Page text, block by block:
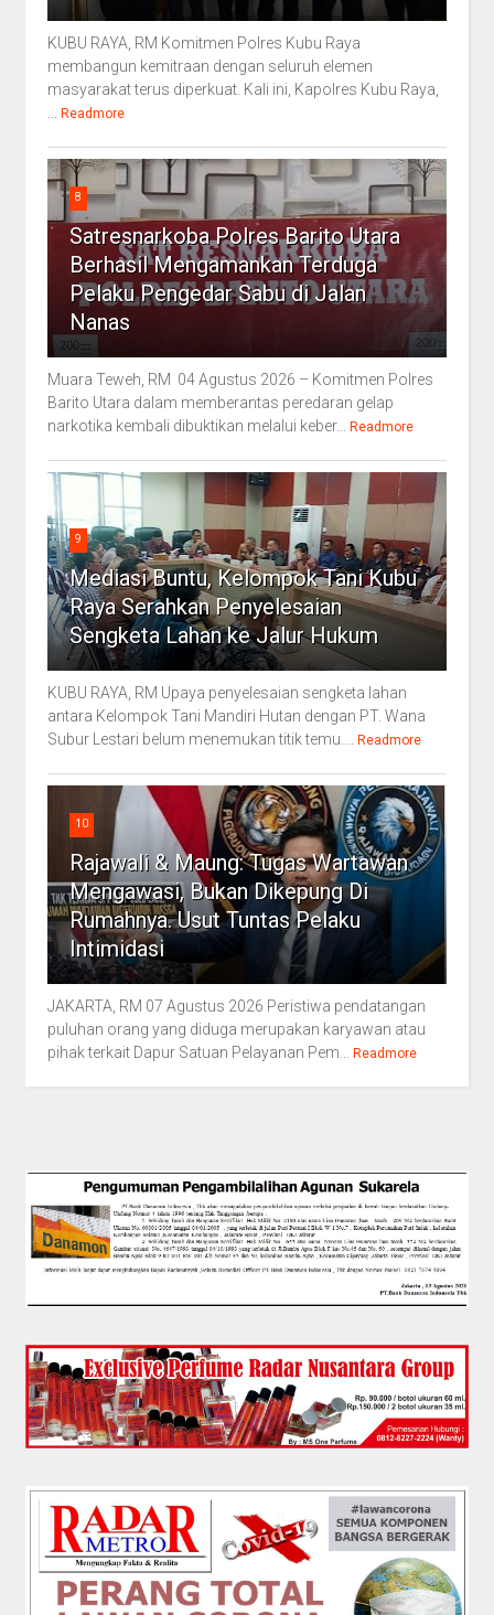
KUBU RAYA, RM Komitmen Polres Kubu Raya
membangun kemitraan dengan seluruh elemen
masyarakat terus diperkuat. Kali ini, Kapolres Kubu Raya,
Readmore
8
Satresnarkoba Polres Barito Utara
Berhasil Mengamankan Terduga
Pelaku Pengedar Sabu di Jalan
Nanas
Muara Teweh, RM 04 Agustus 2026 – Komitmen Polres
Barito Utara dalam memberantas peredaran gelap
narkotika kembali dibuktikan melalui keber...
Readmore
9
Mediasi Buntu, Kelompok Tani Kubu
Raya Serahkan Penyelesaian
Sengketa Lahan ke Jalur Hukum
KUBU RAYA, RM Upaya penyelesaian sengketa lahan
antara Kelompok Tani Mandiri Hutan dengan PT. Wana
Subur Lestari belum menemukan titik temu....
Readmore
10
Rajawali & Maung: Tugas Wartawan
Mengawasi, Bukan Dikepung Di
Rumahnya. Usut Tuntas Pelaku
Intimidasi
JAKARTA, RM 07 Agustus 2026 Peristiwa pendatangan
puluhan orang yang diduga merupakan karyawan atau
pihak terkait Dapur Satuan Pelayanan Pem...
Readmore